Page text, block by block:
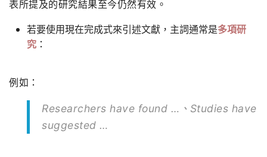
表所提及的研究結果至今仍然有效。
若要使用現在完成式來引述文獻，主詞通常是多項研
究 ：
例如：
Researchers have found …、Studies have
suggested …